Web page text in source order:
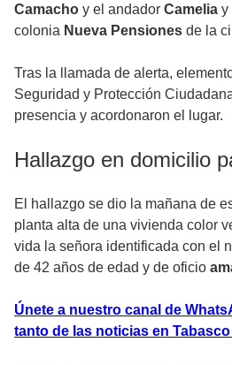
Camacho y el andador Camelia y
colonia Nueva Pensiones de la
Tras la llamada de alerta,
Seguridad y Protección
presencia y acordonaron el lugar.
Hallazgo en domicilio
El hallazgo se dio la mañana de
planta alta de una vivienda color
vida la señora identificada con el
de 42 años de edad y de oficio
Únete a nuestro canal de
tanto de las noticias en